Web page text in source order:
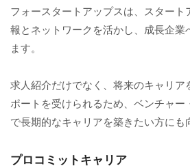
フォースタートアップスは、スター
報とネットワークを活かし、成長企業
ます。
求人紹介だけでなく、将来のキャリア
ポートを受けられるため、ベンチャー
で長期的なキャリアを築きたい方にも
プロコミットキャリア